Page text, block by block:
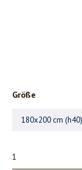
Größe
180x200 cm (h40)